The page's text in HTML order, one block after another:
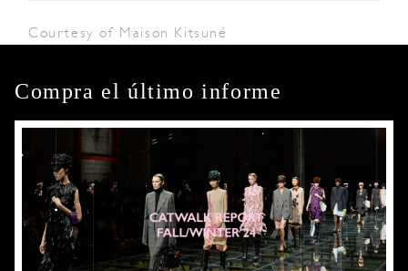
Courtesy of Maison Kitsuné
Compra el último informe